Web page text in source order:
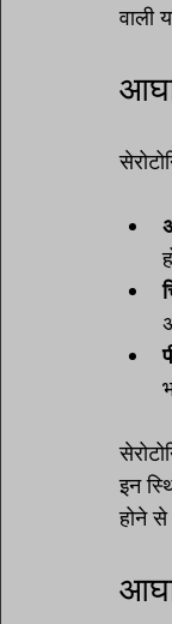
वाली
इन
होने